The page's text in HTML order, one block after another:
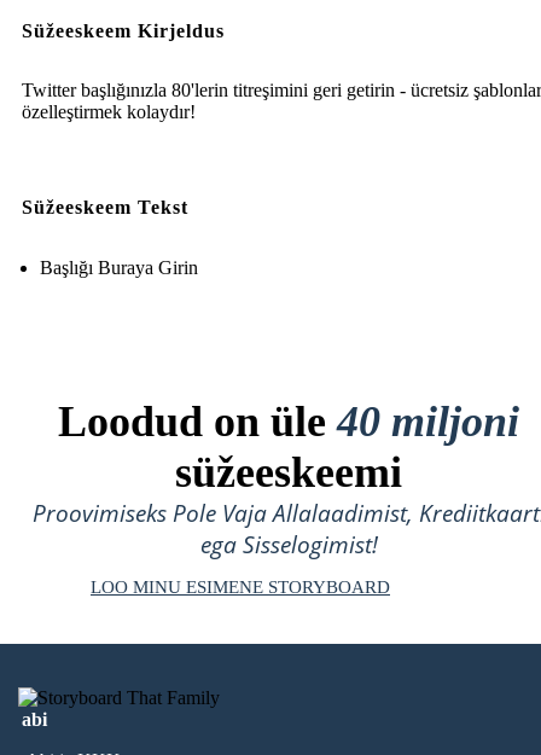
Süžeeskeem Kirjeldus
Twitter başlığınızla 80'lerin titreşimini geri getirin - ücretsiz
özelleştirmek kolaydır!
Süžeeskeem Tekst
Başlığı Buraya Girin
Loodud on üle40 miljoni
süžeeskeemi
Proovimiseks Pole Vaja Allalaadimist,
ega Sisselogimist!
LOO MINU ESIMENE STORYBOARD
abi